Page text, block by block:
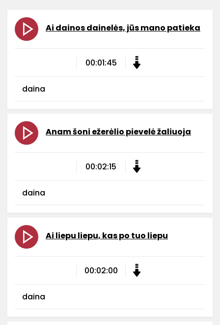
Ai dainos dainelės, jūs mano patieka
00:01:45
daina
Anam šoni ežerėlio pievelė žaliuoja
00:02:15
daina
Ai liepu liepu, kas po tuo liepu
00:02:00
daina